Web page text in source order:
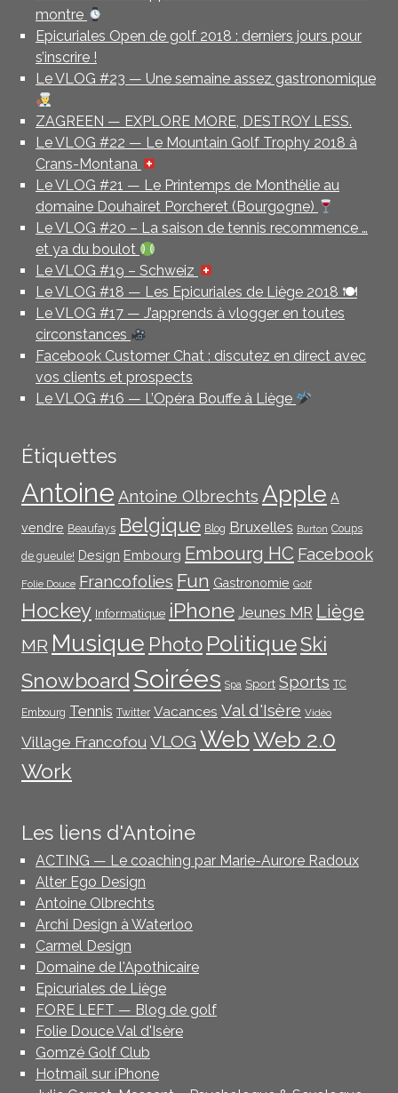
montre
Epicuriales Open de golf 2018 : derniers jours pour
s’inscrire !
Le VLOG #23 — Une semaine assez gastronomique
ZAGREEN — EXPLORE MORE, DESTROY LESS.
Le VLOG #22 — Le Mountain Golf Trophy 2018 à
Crans-Montana
Le VLOG #21 — Le Printemps de Monthélie au
domaine Douhairet Porcheret (Bourgogne)
Le VLOG #20 – La saison de tennis recommence …
et ya du boulot
Le VLOG #19 – Schweiz
Le VLOG #18 — Les Epicuriales de Liège 2018 🍽
Le VLOG #17 — J’apprends à vlogger en toutes
circonstances
Facebook Customer Chat : discutez en direct avec
vos clients et prospects
Le VLOG #16 — L’Opéra Bouffe à Liège
Étiquettes
Antoine Antoine Olbrechts Apple A
vendre Beaufays Belgique Blog Bruxelles Burton Coups
de gueule! Design Embourg Embourg HC Facebook
Folie Douce Francofolies Fun Gastronomie Golf
Hockey Informatique iPhone Jeunes MR Liège
MR Musique Photo PolitiqueSki
Snowboard Soirées Spa Sport Sports TC
Embourg Tennis Twitter Vacances Val d'Isère Vidéo
Village Francofou VLOG WebWeb 2.0
Work
Les liens d'Antoine
ACTING — Le coaching par Marie-Aurore Radoux
Alter Ego Design
Antoine Olbrechts
Archi Design à Waterloo
Carmel Design
Domaine de l'Apothicaire
Epicuriales de Liège
FORE LEFT — Blog de golf
Folie Douce Val d'Isère
Gomzé Golf Club
Hotmail sur iPhone